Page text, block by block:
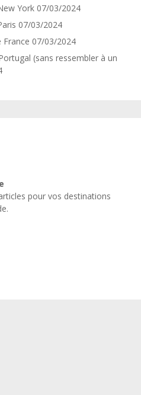
York 07/03/2024
07/03/2024
France 07/03/2024
(sans ressembler à un
pour vos destinations